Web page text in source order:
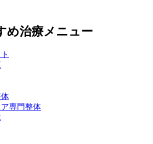
め治療メニュー
専門整体